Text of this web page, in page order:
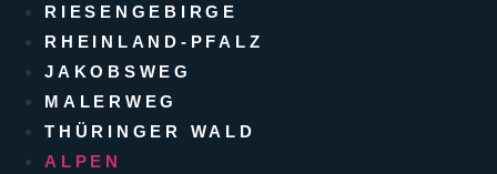
RIESENGEBIRGE
RHEINLAND-PFALZ
JAKOBSWEG
MALERWEG
THÜRINGER WALD
ALPEN